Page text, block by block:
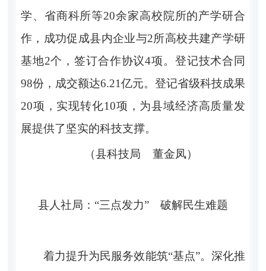
学、省商科所等20余家高校院所的产学研合
作，成功促成县内企业与2所高校共建产学研
基地2个，签订合作协议4项。登记技术合同
98份，成交额达6.21亿元。登记省级科技成果
20项，实现转化10项，为县域经济高质量发
展提供了坚实的科技支撑。
（县科技局 董金凤）
县人社局：“三点发力” 破解民生难题
着力提升为民服务效能筑“基点”。深化推